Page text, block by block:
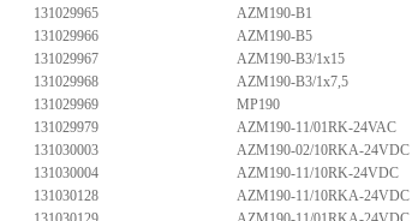
131029965
AZM190-B1
131029966
AZM190-B5
131029967
AZM190-B3/1x15
131029968
AZM190-B3/1x7,5
131029969
MP190
131029979
AZM190-11/01RK-24VAC
131030003
AZM190-02/10RKA-24VDC
131030004
AZM190-11/10RK-24VDC
131030128
AZM190-11/10RKA-24VDC